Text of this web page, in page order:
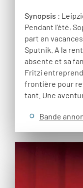
Synopsis :
Pendant l’été,
part en
Sputnik. A la
absente et sa
Fritzi
frontière pour
tant. Une
Bande